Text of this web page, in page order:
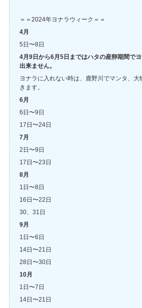
＝＝2024年ヨナラウィーク＝＝
4月
5日〜8日
4月9日から6月5日まではハタの産卵期間で
出来ません。
ヨナラに入れない時は、鹿野川でマンタ、
きます。
6月
6日〜9日
17日〜24日
7月
2日〜9日
17日〜23日
8月
1日〜8日
16日〜22日
30、31日
9月
1日〜6日
14日〜21日
28日〜30日
10月
1日〜7日
14日〜21日